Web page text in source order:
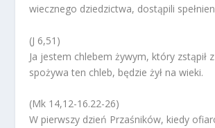
wiecznego dziedzictwa, dostąpili
(J 6,51)
Ja jestem chlebem żywym, który zstąpił
spożywa ten chleb, będzie żył na wieki.
(Mk 14,12-16.22-26)
W pierwszy dzień Przaśników, kiedy